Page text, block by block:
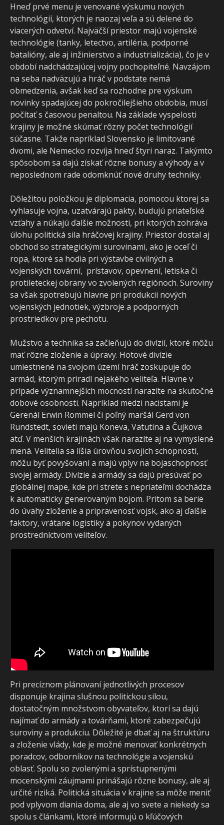
Hneď prvé menu je venované výskumu nových
technológií, ktorých je naozaj veľa a sú delené do
viacerých odvetví. Najväčší priestor majú vojenské
technológie (tanky, letectvo, artiléria, podporné
batalióny, ale aj inžinierstvo a industrializácia), čo je v
období nadchádzajúcej vojny pochopiteľné. Navzájom
na seba nadväzujú a hráč v podstate nemá
obmedzenia, avšak keď sa rozhodne pre výskum
novinky spadajúcej do pokročilejšieho obdobia, musí
počítať s časovou penaltou. Na základe vyspelosti
krajiny je možné skúmať rôzny počet technológií
súčasne. Takže napríklad Slovensko je limitované
dvomi, ale Nemecko rozvíja hneď štyri naraz. Takýmto
spôsobom sa dajú získať rôzne bonusy a výhody a v
neposlednom rade odomknúť nové druhy techniky.
Dôležitou položkou je diplomacia, pomocou ktorej sa
vyhlasuje vojna, uzatvárajú pakty, budujú priateľské
vzťahy a núkajú ďalšie možnosti, pri ktorých zohráva
úlohu politická sila hráčovej krajiny. Priestor dostal aj
obchod so strategickými surovinami, ako je oceľ či
ropa, ktoré sa hodia pri výstavbe civilných a
vojenských tovární, prístavov, opevnení, letiska či
protileteckej obrany vo zvolených regiónoch. Suroviny
sa však spotrebujú hlavne pri produkcii nových
vojenských jednotiek, výzbroje a podporných
prostriedkov pre pechotu.
Mužstvo a technika sa začleňujú do divízií, ktoré môžu
mať rôzne zloženie a úpravy. Hotové divízie
umiestnené na svojom území hráč zoskupuje do
armád, ktorým priradí nejakého veliteľa. Hlavne v
prípade významnejších mocností narazíte na skutočné
dobové osobnosti. Napríklad medzi nacistami je
Gerenál Erwin Rommel či poľný maršál Gerd von
Rundstedt, sovieti majú Koneva, Vatutina a Čujkova
atď. V menších krajinách však narazíte aj na vymyslené
mená. Velitelia sa líšia úrovňou svojich schopností,
môžu byť povyšovaní a majú vplyv na bojaschopnosť
svojej armády. Divízie a armády sa dajú presúvať po
globálnej mape, kde pri strete s nepriateľmi dochádza
k automaticky generovaným bojom. Pritom sa berie
do úvahy zloženie a pripravenosť vojsk, ako aj ďalšie
faktory, vrátane logistiky a pokynov vydaných
prostredníctvom veliteľov.
Pri precíznom plánovaní jednotlivých procesov
disponuje krajina slušnou politickou silou,
dostatočným množstvom obyvateľov, ktorí sa dajú
najímať do armády a továrňami, ktoré zabezpečujú
suroviny a produkciu. Dôležité je dbať aj na štruktúru
a zloženie vlády, kde je možné menovať konkrétnych
poradcov, odborníkov na technológie a vojenskú
oblasť. Spolu so zvolenými a sprístupnenými
mocenskými záujmami prinášajú rôzne bonusy, ale aj
určité riziká. Politická situácia v krajine sa môže meniť
pod vplyvom diania doma, ale aj vo svete a niekedy sa
spolu s článkami, ktoré informujú o kľúčových